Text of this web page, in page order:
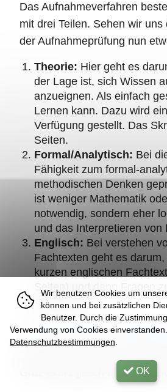
Das Aufnahmeverfahren
mit drei Teilen. Sehen wir uns
der Aufnahmeprüfung nun
Theorie: Hier geht es
der Lage ist, sich Wissen
anzueignen. Als einfach
Lernen kann. Dazu wird ein
Verfügung gestellt. Das
Seiten.
Formal/Analytisch: Bei
Fähigkeit zum formal-
methodischen Denken
ist weniger Mathematik
notwendig, sondern eher
und das Interpretieren von
Englisch: Bei verstehen
Fachtexten geht es
kurzen englischen
Seiten) und dann Fragen
beantwortet.
Ist der Test in allen Städten
Graz exakt gleich und am
Wir benutzen Cookies um
können und bei zusätzlichen
Benutzer. Durch die
Verwendung von Cookies
Datenschutzbestimmungen
OK